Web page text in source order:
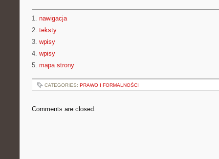
1. nawigacja
2. teksty
3. wpisy
4. wpisy
5. mapa strony
CATEGORIES: PRAWO I FORMALNOŚCI
Comments are closed.